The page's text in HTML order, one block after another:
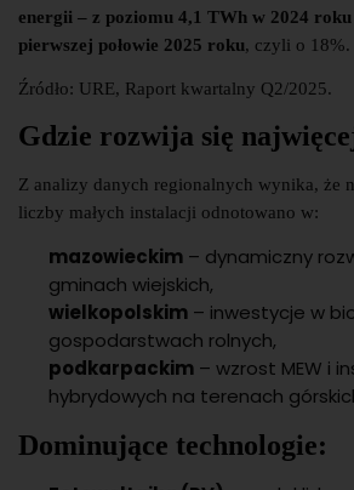
energii – z poziomu 4,1 TWh w 2024
pierwszej połowie 2025 roku, czyli o 18%.
Źródło: URE, Raport kwartalny Q2/2025.
Gdzie rozwija się
Z analizy danych regionalnych wynika, że
liczby małych instalacji odnotowano w:
mazowieckim – dynamiczny
gminach wiejskich,
wielkopolskim – inwestycje w
gospodarstwach rolnych,
podkarpackim – wzrost MEW i
hybrydowych na terenach
Dominujące technologie: